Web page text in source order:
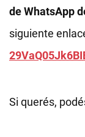
de WhatsApp
siguiente
Si querés,